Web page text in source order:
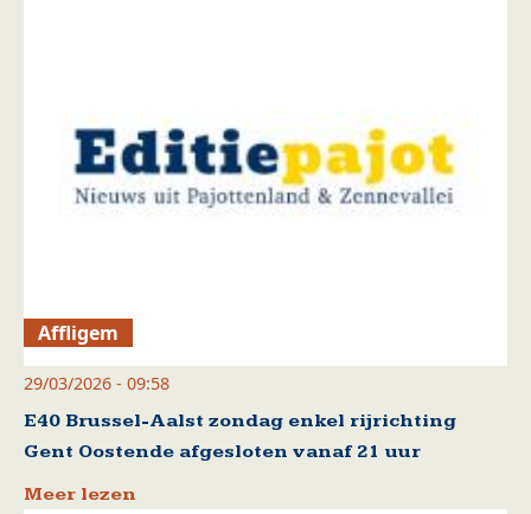
Affligem
29/03/2026 - 09:58
E40 Brussel-Aalst zondag enkel rijrichting
Gent Oostende afgesloten vanaf 21 uur
Meer lezen